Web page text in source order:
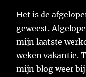
Het is de
geweest.
mijn laatste
weken vakantie.
mijn blog weer